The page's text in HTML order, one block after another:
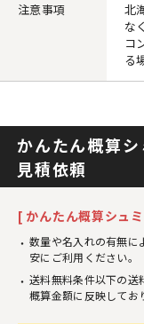
注意事項
北
な
コ
る
かんたん概算
見積依頼
[ かんたん概算シュ
数量や名入れの有無に
安にご利用ください。
送料無料条件以下の送
概算金額に反映してお